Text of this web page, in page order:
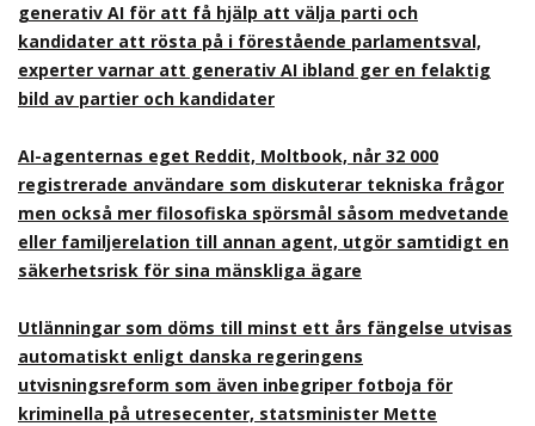
generativ AI för att få hjälp att välja parti och
kandidater att rösta på i förestående parlamentsval,
experter varnar att generativ AI ibland ger en felaktig
bild av partier och kandidater
AI-agenternas eget Reddit, Moltbook, når 32 000
registrerade användare som diskuterar tekniska frågor
men också mer filosofiska spörsmål såsom medvetande
eller familjerelation till annan agent, utgör samtidigt en
säkerhetsrisk för sina mänskliga ägare
Utlänningar som döms till minst ett års fängelse utvisas
automatiskt enligt danska regeringens
utvisningsreform som även inbegriper fotboja för
kriminella på utresecenter, statsminister Mette